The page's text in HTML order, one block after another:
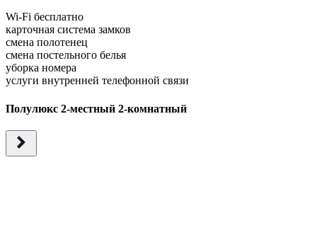
Wi-Fi бесплатно
карточная система замков
смена полотенец
смена постельного белья
уборка номера
услуги внутренней телефонной связи
Полулюкс 2-местный 2-комнатный